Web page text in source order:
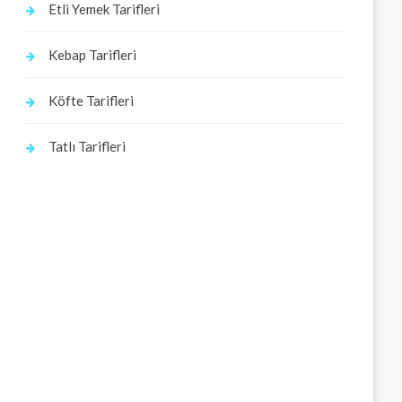
Etli Yemek Tarifleri
Kebap Tarifleri
Köfte Tarifleri
Tatlı Tarifleri